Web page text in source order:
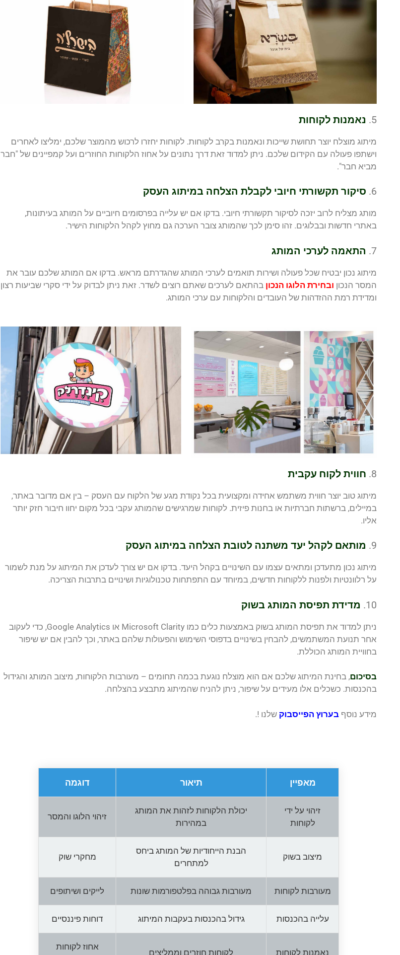
5. נאמנות לקוחות
מיתוג מוצלח יוצר תחושת שייכות ונאמנות בקרב לקוחות. לקוחות יחזרו לרכוש מהמוצר שלכם, ימליצו לאחרים
וישתפו פעולה עם הקידום שלכם. ניתן למדוד זאת דרך נתונים על אחוז הלקוחות החוזרים ועל קמפיינים של "חבר
מביא חבר".
6. סיקור תקשורתי חיובי לקבלת הצלחה במיתוג העסק
מותג מצליח לרוב יזכה לסיקור תקשורתי חיובי. בדקו אם יש עלייה בפרסומים חיוביים על המותג בעיתונות,
באתרי חדשות ובבלוגים. זהו סימן לכך שהמותג צובר הערכה גם מחוץ לקהל הלקוחות הישיר.
7. התאמה לערכי המותג
מיתוג נכון יבטיח שכל פעולה ושירות תואמים לערכי המותג שהגדרתם מראש. בדקו אם המותג שלכם עובר את
המסר הנכון ובחירת הלוגו הנכון בהתאם לערכים שאתם רוצים לשדר. זאת ניתן לבדוק על ידי סקרי שביעות רצון
ומדידת רמת ההזדהות של העובדים והלקוחות עם ערכי המותג.
8. חווית לקוח עקבית
מיתוג טוב יוצר חווית משתמש אחידה ומקצועית בכל נקודת מגע של הלקוח עם העסק – בין אם מדובר באתר,
במיילים, ברשתות חברתיות או בחנות פיזית. לקוחות שמרגישים שהמותג עקבי בכל מקום יחוו חיבור חזק יותר
אליו.
9. מותאם לקהל יעד משתנה לטובת הצלחה במיתוג העסק
מיתוג נכון מתעדכן ומתאים עצמו עם השינויים בקהל היעד. בדקו אם יש צורך לעדכן את המיתוג על מנת לשמור
על רלוונטיות ולפנות ללקוחות חדשים, במיוחד עם התפתחות טכנולוגיות ושינויים בתרבות הצריכה.
10. מדידת תפיסת המותג בשוק
ניתן למדוד את תפיסת המותג בשוק באמצעות כלים כמו Microsoft Clarity או Google Analytics, כדי לעקוב
אחר תנועת המשתמשים, להבחין בשינויים בדפוסי השימוש והפעולות שלהם באתר, וכך להבין אם יש שיפור
בחוויית המותג הכוללת.
בסיכום, בחינת המיתוג שלכם אם הוא מוצלח נוגעת בכמה תחומים – מעורבות הלקוחות, מיצוב המותג והגידול
בהכנסות. כשכלים אלו מעידים על שיפור, ניתן להניח שהמיתוג מתבצע בהצלחה.
מידע נוסף בערוץ הפייסבוק שלנו !.
מאפיין תיאור דוגמה
זיהוי על ידי
לקוחות
יכולת הלקוחות לזהות את המותג
במהירות
זיהוי הלוגו והמסר
מיצוב בשוק
הבנת הייחודיות של המותג ביחס
למתחרים
מחקרי שוק
מעורבות לקוחות מעורבות גבוהה בפלטפורמות שונות לייקים ושיתופים
עלייה בהכנסות גידול בהכנסות בעקבות המיתוג דוחות פיננסיים
נאמנות לקוחות לקוחות חוזרים וממליצים
אחוז לקוחות